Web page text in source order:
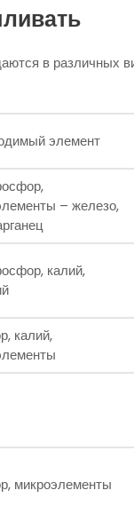
в различных
элемент
– железо,
калий,
калий,
микроэлементы